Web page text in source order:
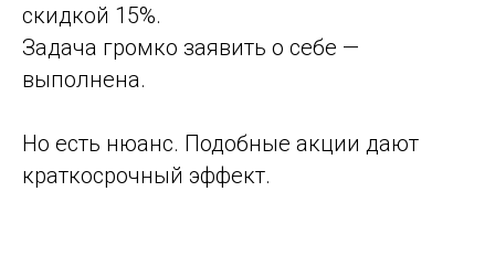
скидкой 15%.
Задача громко заявить о себе —
выполнена.
Но есть нюанс. Подобные акции дают
краткосрочный эффект.